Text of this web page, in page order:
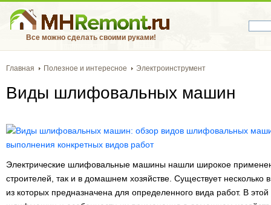
Все можно сделать своими руками!
Главная Полезное и интересное Электроинструмент
Виды шлифовальных машин
Электрические шлифовальные машины нашли широкое
строителей, так и в домашнем хозяйстве. Существует
из которых предназначена для определенного вида работ. В